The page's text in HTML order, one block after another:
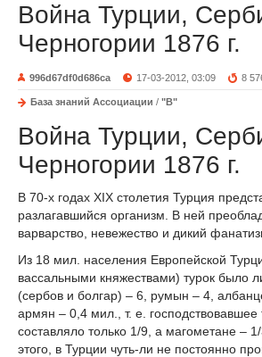
Война Турции,
Черногории 1876 г.
996d67df0d686ca 17-03-2012, 03:09 8
База знаний Ассоциации / "В"
Война Турции,
Черногории 1876 г.
В 70-х годах XIX столетия Турция
разлагавшийся организм. В ней
варварство, невежество и дикий
Из 18 мил. населения Европейской
вассальными княжествами) турок было
(сербов и болгар) – 6, румын – 4,
армян – 0,4 мил., т. е. господствовавшее
составляло только 1/9, а магометане –
этого, в Турции чуть-ли не постоянно